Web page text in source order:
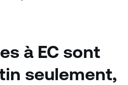
à EC sont
seulement,